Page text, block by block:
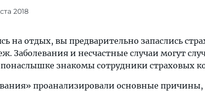
2018
на отдых, вы предварительно запаслись
Заболевания и несчастные случаи могут
знакомы сотрудники страховых
проанализировали основные причины,